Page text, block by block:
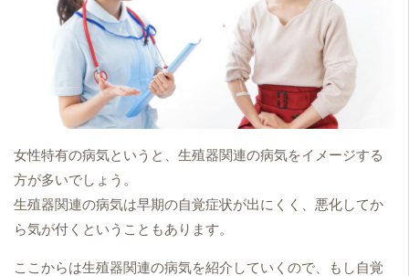
女性特有の病気というと、生殖器関連の病気をイメージする
方が多いでしょう。
生殖器関連の病気は早期の自覚症状が出にくく、悪化してか
ら気が付くということもあります。
ここからは生殖器関連の病気を紹介していくので、もし自覚